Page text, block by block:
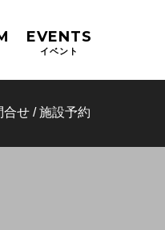
EVENTS
イベント
合せ / 施設予約